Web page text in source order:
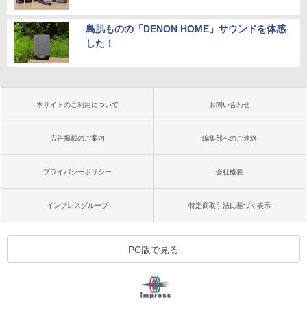
鳥肌ものの「DENON HOME」サウンドを体感
した！
本サイトのご利用について お問い合わせ
広告掲載のご案内 編集部へのご連絡
プライバシーポリシー 会社概要
インプレスグループ 特定商取引法に基づく表示
PC版で見る